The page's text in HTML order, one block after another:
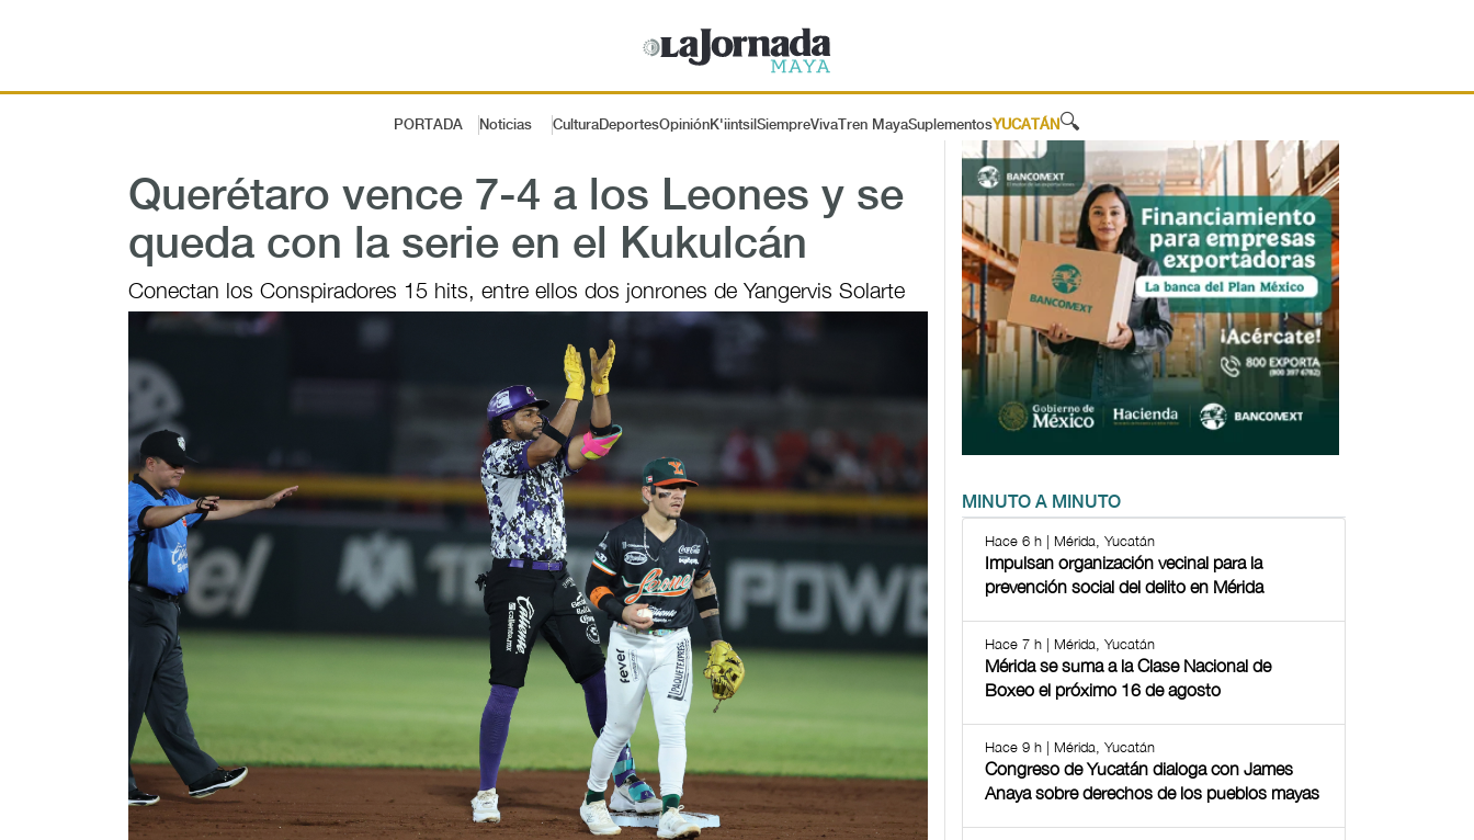
PORTADA Noticias CulturaDeportesOpiniónK'iintsil SiempreViva Tren MayaSuplementosYUCATÁN 🔍
Querétaro vence 7-4 a los Leones y se
queda con la serie en el Kukulcán
Conectan los Conspiradores 15 hits, entre ellos dos jonrones de Yangervis Solarte
MINUTO A MINUTO
Hace 6 h | Mérida, Yucatán
Impulsan organización vecinal para la
prevención social del delito en Mérida
Hace 7 h | Mérida, Yucatán
Mérida se suma a la Clase Nacional de
Boxeo el próximo 16 de agosto
Hace 9 h | Mérida, Yucatán
Congreso de Yucatán dialoga con James
Anaya sobre derechos de los pueblos mayas